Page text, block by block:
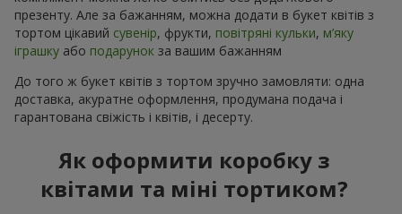
презенту. Але за бажанням, можна додати в букет квітів з
тортом цікавий сувенір, фрукти, повітряні кульки, м’яку
іграшку або подарунок за вашим бажанням
До того ж букет квітів з тортом зручно замовляти: одна
доставка, акуратне оформлення, продумана подача і
гарантована свіжість і квітів, і десерту.
Як оформити коробку з
квітами та міні тортиком?